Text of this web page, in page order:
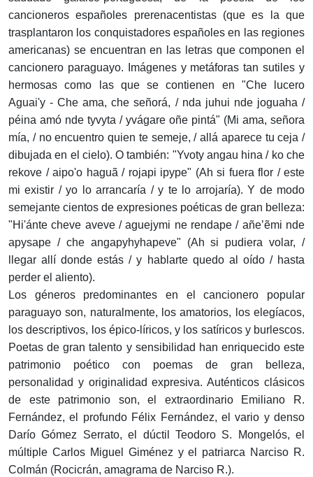
cancioneros españoles prerenacentistas (que es la que
trasplantaron los conquistadores españoles en las regiones
americanas) se encuentran en las letras que componen el
cancionero paraguayo. Imágenes y metáforas tan sutiles y
hermosas como las que se contienen en "Che lucero
Aguai'y - Che ama, che señorá, / nda juhui nde joguaha /
péina amó nde tyvyta / yvágare oñe pintá" (Mi ama, señora
mía, / no encuentro quien te semeje, / allá aparece tu ceja /
dibujada en el cielo). O también: "Yvoty angau hina / ko che
rekove / aipo'o haguã / rojapi ipype" (Ah si fuera flor / este
mi existir / yo lo arrancaría / y te lo arrojaría). Y de modo
semejante cientos de expresiones poéticas de gran belleza:
"Hi'ánte cheve aveve / aguejymi ne rendape / añe’ẽmi nde
apysape / che angapyhyhapeve" (Ah si pudiera volar, /
llegar allí donde estás / y hablarte quedo al oído / hasta
perder el aliento).
Los géneros predominantes en el cancionero popular
paraguayo son, naturalmente, los amatorios, los elegíacos,
los descriptivos, los épico-líricos, y los satíricos y burlescos.
Poetas de gran talento y sensibilidad han enriquecido este
patrimonio poético con poemas de gran belleza,
personalidad y originalidad expresiva. Auténticos clásicos
de este patrimonio son, el extraordinario Emiliano R.
Fernández, el profundo Félix Fernández, el vario y denso
Darío Gómez Serrato, el dúctil Teodoro S. Mongelós, el
múltiple Carlos Miguel Giménez y el patriarca Narciso R.
Colmán (Rocicrán, amagrama de Narciso R.).